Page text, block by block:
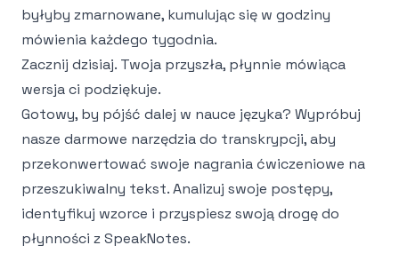
byłyby zmarnowane, kumulując się w godziny
mówienia każdego tygodnia.
Zacznij dzisiaj. Twoja przyszła, płynnie mówiąca
wersja ci podziękuje.
Gotowy, by pójść dalej w nauce języka? Wypróbuj
nasze darmowe narzędzia do transkrypcji, aby
przekonwertować swoje nagrania ćwiczeniowe na
przeszukiwalny tekst. Analizuj swoje postępy,
identyfikuj wzorce i przyspiesz swoją drogę do
płynności zSpeakNotes.